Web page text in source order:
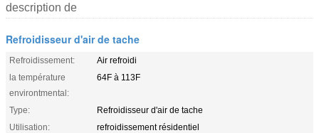
description de
Refroidisseur d'air de tache
Refroidissement:
Air refroidi
la température
environtmental:
64F à 113F
Type:
Refroidisseur d'air de tache
Utilisation:
refroidissement résidentiel